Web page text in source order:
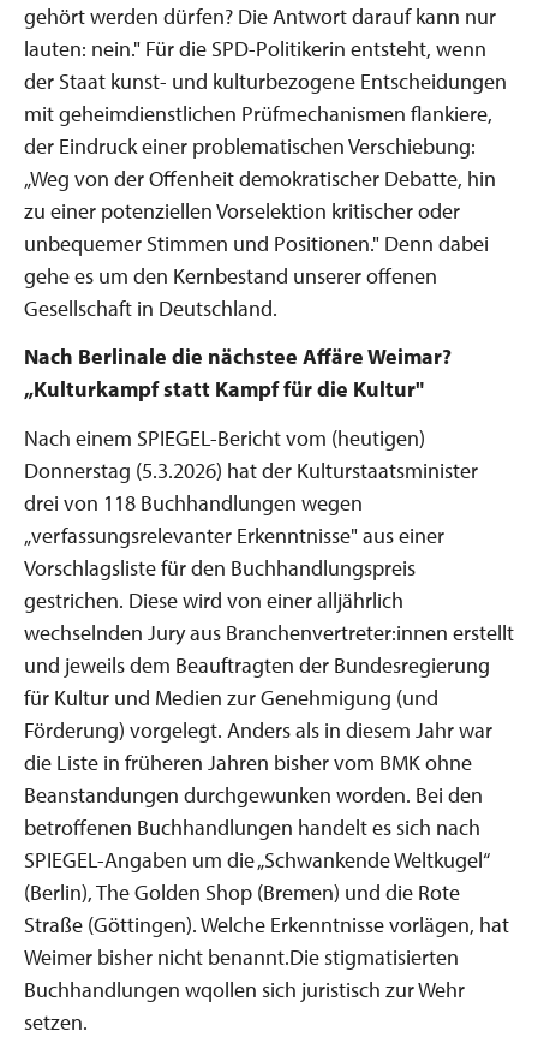
gehört werden dürfen? Die Antwort darauf kann nur
lauten: nein." Für die SPD-Politikerin entsteht, wenn
der Staat kunst- und kulturbezogene Entscheidungen
mit geheimdienstlichen Prüfmechanismen flankiere,
der Eindruck einer problematischen Verschiebung:
„Weg von der Offenheit demokratischer Debatte, hin
zu einer potenziellen Vorselektion kritischer oder
unbequemer Stimmen und Positionen." Denn dabei
gehe es um den Kernbestand unserer offenen
Gesellschaft in Deutschland.
Nach Berlinale die nächstee Affäre Weimar?
„Kulturkampf statt Kampf für die Kultur"
Nach einem SPIEGEL-Bericht vom (heutigen)
Donnerstag (5.3.2026) hat der Kulturstaatsminister
drei von 118 Buchhandlungen wegen
„verfassungsrelevanter Erkenntnisse" aus einer
Vorschlagsliste für den Buchhandlungspreis
gestrichen. Diese wird von einer alljährlich
wechselnden Jury aus Branchenvertreter:innen erstellt
und jeweils dem Beauftragten der Bundesregierung
für Kultur und Medien zur Genehmigung (und
Förderung) vorgelegt. Anders als in diesem Jahr war
die Liste in früheren Jahren bisher vom BMK ohne
Beanstandungen durchgewunken worden. Bei den
betroffenen Buchhandlungen handelt es sich nach
SPIEGEL-Angaben um die „Schwankende Weltkugel“
(Berlin), The Golden Shop (Bremen) und die Rote
Straße (Göttingen). Welche Erkenntnisse vorlägen, hat
Weimer bisher nicht benannt.Die stigmatisierten
Buchhandlungen wqollen sich juristisch zur Wehr
setzen.